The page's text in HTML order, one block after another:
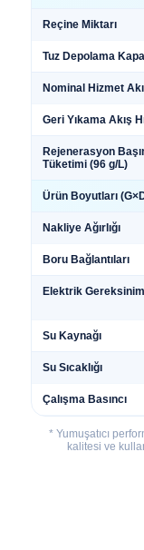
Reçine Miktarı
Tuz Depolama
Nominal Hizmet
Geri Yıkama Akış
Rejenerasyon
Tüketimi (96 g/L)
Ürün Boyutları
Nakliye Ağırlığı
Boru Bağlantıları
Elektrik
Su Kaynağı
Su Sıcaklığı
Çalışma Basıncı
* Yumuşatıcı
kalitesi ve